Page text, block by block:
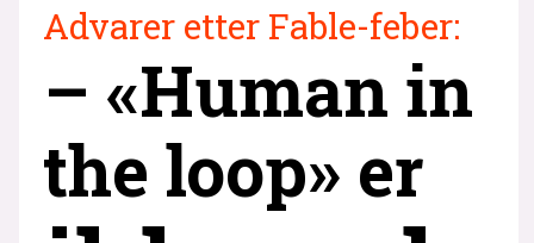
Advarer etter Fable-feber:
– «Human in
the loop» er